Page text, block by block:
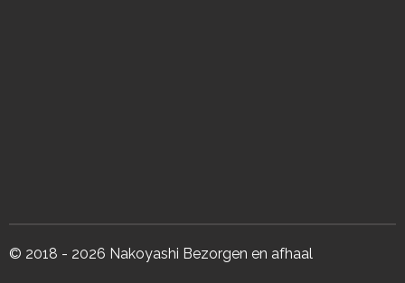
© 2018 - 2026 Nakoyashi Bezorgen en afhaal